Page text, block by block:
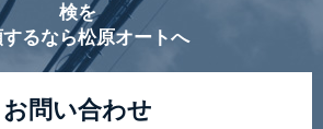
検を
るなら松原オートへ
お問い合わせ